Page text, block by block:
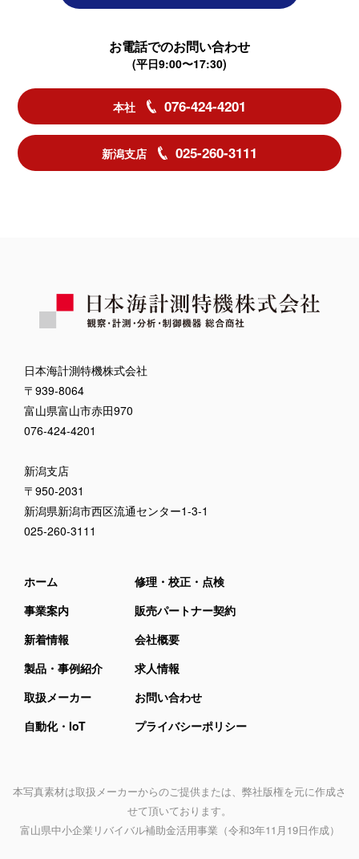
お電話でのお問い合わせ
(平日9:00〜17:30)
本社 076-424-4201
新潟支店 025-260-3111
日本海計測特機株式会社
〒939-8064
富山県富山市赤田970
076-424-4201
新潟支店
〒950-2031
新潟県新潟市西区流通センター1-3-1
025-260-3111
ホーム
事業案内
新着情報
製品・事例紹介
取扱メーカー
自動化・IoT
修理・校正・点検
販売パートナー契約
会社概要
求人情報
お問い合わせ
プライバシーポリシー
本写真素材は取扱メーカーからのご提供または、弊社版権を元に作成さ
せて頂いております。
富山県中小企業リバイバル補助金活用事業 （令和3年11月19日作成）